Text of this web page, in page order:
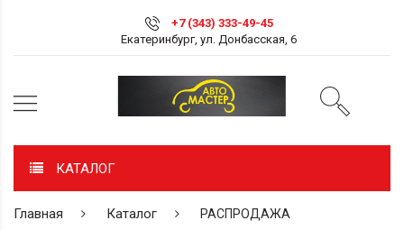
+7 (343) 333-49-45
Екатеринбург, ул. Донбасская, 6
КАТАЛОГ
Главная Каталог РАСПРОДАЖА